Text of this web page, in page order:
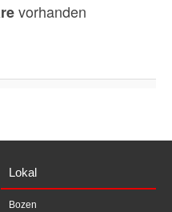
vorhanden
Lokal
Bozen